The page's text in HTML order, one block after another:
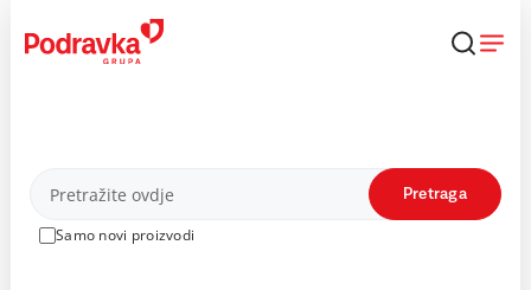
content
Proizvodi
Samo novi proizvodi
Pretraga